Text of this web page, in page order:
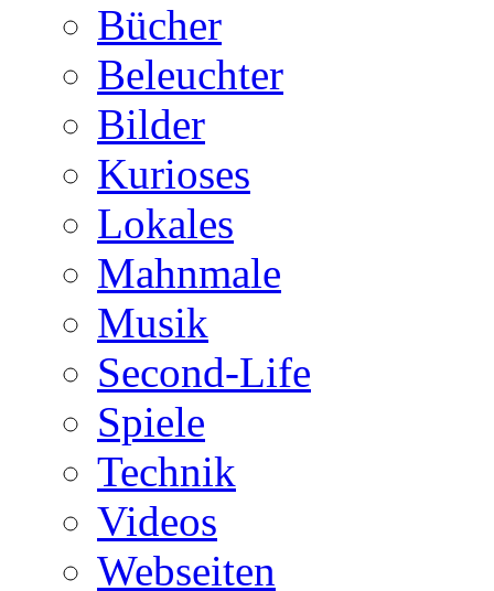
Bücher
Beleuchter
Bilder
Kurioses
Lokales
Mahnmale
Musik
Second-Life
Spiele
Technik
Videos
Webseiten